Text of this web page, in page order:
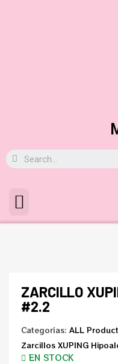
ZARCILLO
#2.2
Categorías: ALL Product
Zarcillos XUPING
EN STOCK